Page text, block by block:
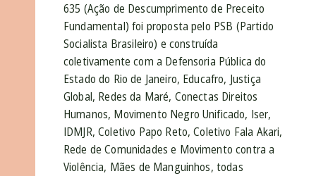
635 (Ação de Descumprimento de Preceito
Fundamental) foi proposta pelo PSB (Partido
Socialista Brasileiro) e construída
coletivamente com a Defensoria Pública do
Estado do Rio de Janeiro, Educafro, Justiça
Global, Redes da Maré, Conectas Direitos
Humanos, Movimento Negro Unificado, Iser,
IDMJR, Coletivo Papo Reto, Coletivo Fala Akari,
Rede de Comunidades e Movimento contra a
Violência, Mães de Manguinhos, todas